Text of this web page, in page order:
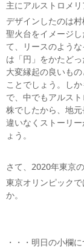
主にアルストロメリ
デザインしたのは
聖火台をイメージ
て、リースのよう
は「円」をかたど
大変縁起の良いも
ことでしょう。し
で、中でもアルス
株でしたから、地
違いなくストーリ
ょう。
さて、2020年東京
東京オリンピック
か。
・・・明日の小欄